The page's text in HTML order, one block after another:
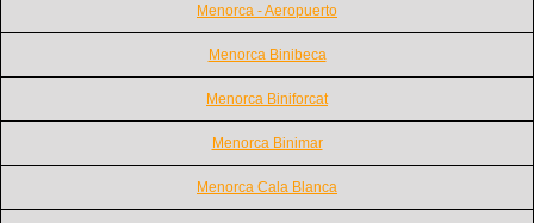
Menorca - Aeropuerto
Menorca Binibeca
Menorca Biniforcat
Menorca Binimar
Menorca Cala Blanca